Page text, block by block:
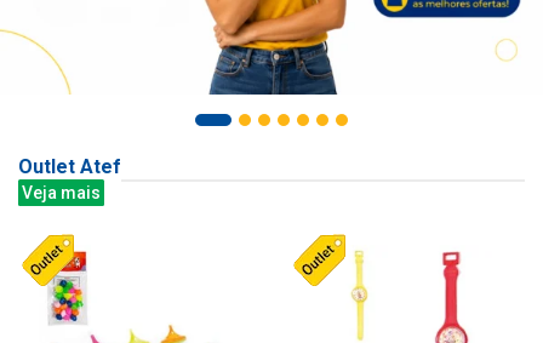
Outlet Atef
Veja mais